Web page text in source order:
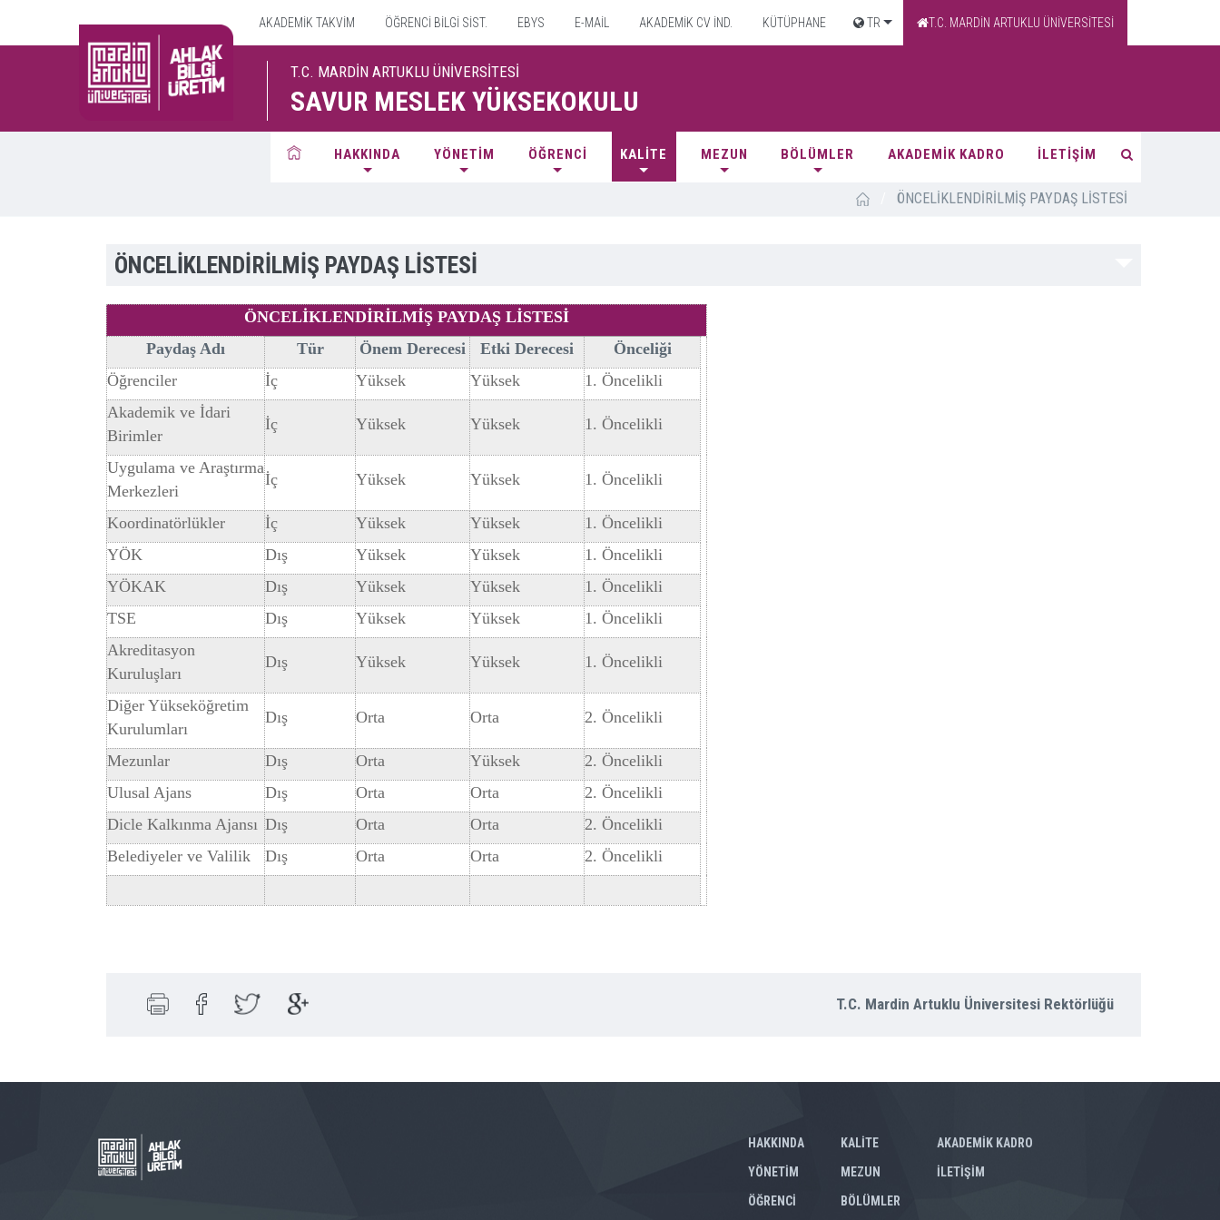
AKADEMİK TAKVİM ÖĞRENCİ BİLGİ SİST. EBYS E-MAİL AKADEMİK CV İND. KÜTÜPHANE TR T.C. MARDİN ARTUKLU ÜNİVERSİTESİ
T.C. MARDİN ARTUKLU ÜNİVERSİTESİ
SAVUR MESLEK YÜKSEKOKULU
HAKKINDA YÖNETİM ÖĞRENCİ KALİTE MEZUN BÖLÜMLER AKADEMİK KADRO İLETİŞİM
ÖNCELİKLENDİRİLMİŞ PAYDAŞ LİSTESİ
ÖNCELİKLENDİRİLMİŞ PAYDAŞ LİSTESİ
ÖNCELİKLENDİRİLMİŞ PAYDAŞ LİSTESİ
Paydaş Adı
Tür Önem Derecesi Etki Derecesi
Önceliği
Öğrenciler
İç Yüksek Yüksek
1. Öncelikli
Akademik ve İdari
Birimler
İç Yüksek Yüksek 1. Öncelikli
Uygulama ve Araştırma
Merkezleri
İç Yüksek Yüksek 1. Öncelikli
Koordinatörlükler İç Yüksek Yüksek
1. Öncelikli
YÖK
Dış Yüksek Yüksek
1. Öncelikli
YÖKAK
Dış Yüksek Yüksek
1. Öncelikli
TSE
Dış Yüksek Yüksek
1. Öncelikli
Akreditasyon
Kuruluşları
Dış Yüksek Yüksek 1. Öncelikli
Diğer Yükseköğretim
Kurulumları
Dış Orta Orta 2. Öncelikli
Mezunlar Dış Orta Yüksek
2. Öncelikli
Ulusal Ajans
Dış Orta Orta
2. Öncelikli
Dicle Kalkınma Ajansı Dış Orta Orta
2. Öncelikli
Belediyeler ve Valilik
Dış Orta Orta 2. Öncelikli
T.C. Mardin Artuklu Üniversitesi Rektörlüğü
HAKKINDA
YÖNETİM
ÖĞRENCİ
KALİTE
MEZUN
BÖLÜMLER
AKADEMİK KADRO
İLETİŞİM